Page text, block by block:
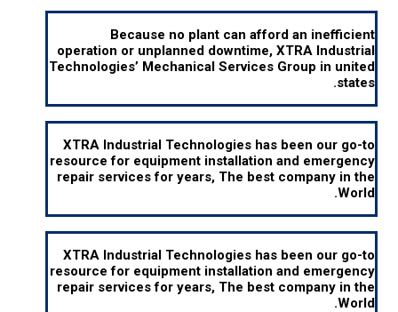
Because no plant can afford an inefficient
operation or unplanned downtime, XTRA Industrial
Technologies’ Mechanical Services Group in united
states.
XTRA Industrial Technologies has been our go-to
resource for equipment installation and emergency
repair services for years, The best company in the
World.
XTRA Industrial Technologies has been our go-to
resource for equipment installation and emergency
repair services for years, The best company in the
World.